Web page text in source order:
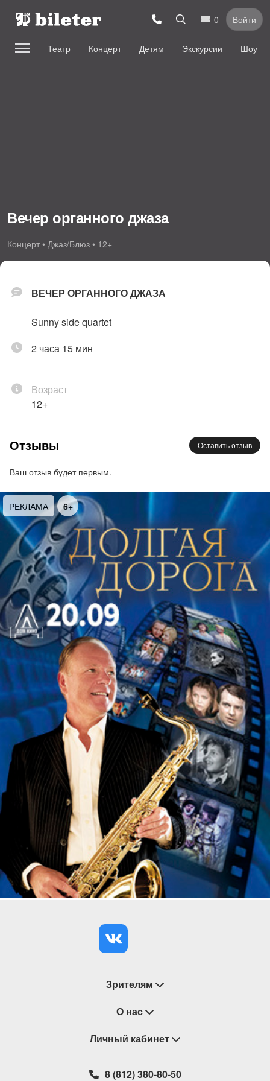
0 Войти
Театр Концерт Детям Экскурсии Шоу
Вечер органного джаза
Концерт • Джаз/Блюз • 12+
ВЕЧЕР ОРГАННОГО ДЖАЗА
Sunny side quartet
2 часа 15 мин
Возраст
12+
Отзывы Оставить отзыв
Ваш отзыв будет первым.
РЕКЛАМА 6+
Зрителям
Восстановление билетов
Замена / Отмена / Перенос мероприятий
Возврат билетов
О нас
О компании
Личный кабинет
8 (812) 380-80-50